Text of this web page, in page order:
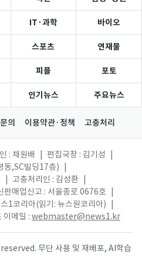
IT·과학 바이오
스포츠 연재물
피플 포토
인기뉴스 주요뉴스
의 이용약관·정책 고충처리
: 채원배 편집국장 : 김기성
동,SC빌딩17층)
고충처리인 : 김성환
판매업신고 : 서울종로 0676호
1코리아(읽기: 뉴스원코리아)
이메일 : webmaster@news1.kr
무단 사용 및 재배포, AI학습